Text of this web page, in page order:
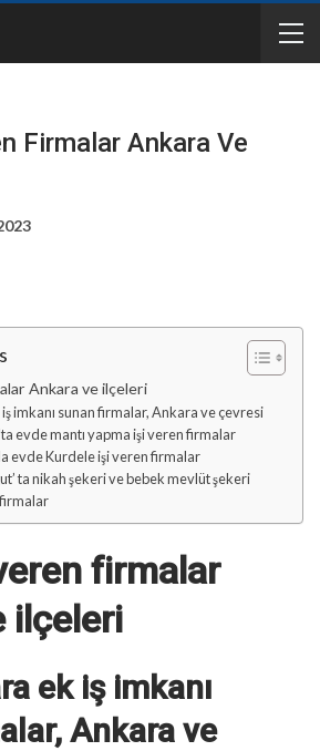
Firmalar Ankara Ve
Ankara ve ilçeleri
imkanı sunan firmalar, Ankara ve çevresi
evde mantı yapma işi veren firmalar
evde Kurdele işi veren firmalar
ta nikah şekeri ve bebek mevlüt şekeri
firmalar
firmalar
ilçeleri
ek iş imkanı
Ankara ve